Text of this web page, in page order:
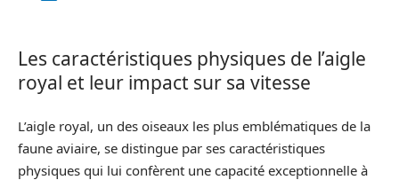
Les caractéristiques physiques de l’aigle
royal et leur impact sur sa vitesse
L’aigle royal, un des oiseaux les plus emblématiques de la
faune aviaire, se distingue par ses caractéristiques
physiques qui lui confèrent une capacité exceptionnelle à